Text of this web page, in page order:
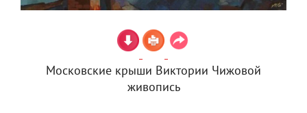
Московские крыши Виктории Чижовой
живопись